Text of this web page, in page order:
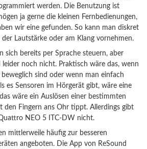
werden. Die Benutzung ist
ja gerne die kleinen Fernbedienungen,
wir eine gefunden. So kann man diskret
der Lautstärke oder am Klang vornehmen.
sich bereits per Sprache steuern, aber
leider noch nicht. Praktisch wäre das, wenn
sind oder wenn man einfach
es Sensoren im Hörgerät gibt, wäre eine
wäre ein Auslösen einer bestimmten
den Fingern ans Ohr tippt. Allerdings gibt
NEO 5 ITC-DW nicht.
mittlerweile häufig zur besseren
angeboten. Die App von ReSound